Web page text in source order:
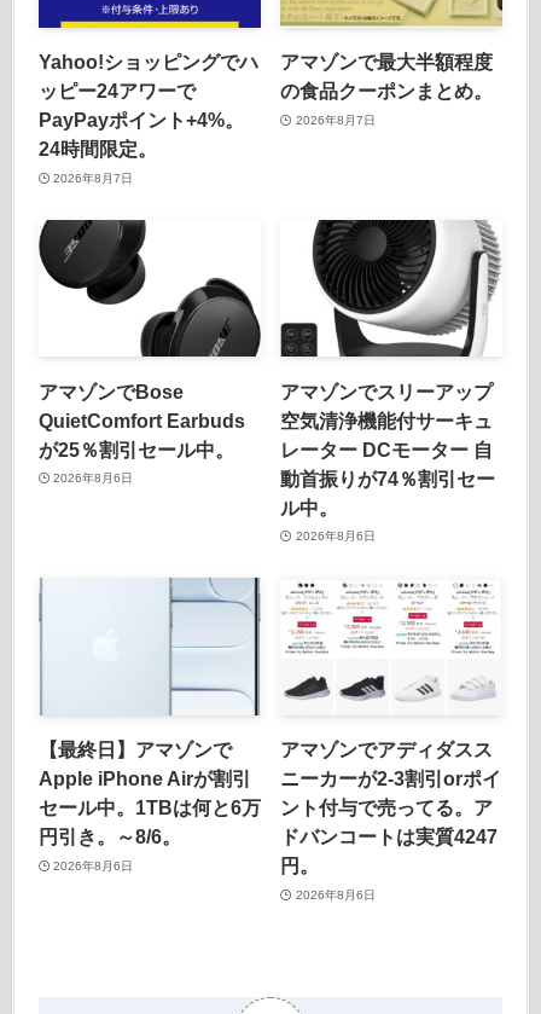
Yahoo!ショッピングでハ
ッピー24アワーで
PayPayポイント+4%。
24時間限定。
2026年8月7日
アマゾンで最大半額程度
の食品クーポンまとめ。
2026年8月7日
アマゾンでBose
QuietComfort Earbuds
が25％割引セール中。
2026年8月6日
アマゾンでスリーアップ
空気清浄機能付サーキュ
レーター DCモーター 自
動首振りが74％割引セー
ル中。
2026年8月6日
【最終日】アマゾンで
Apple iPhone Airが割引
セール中。1TBは何と6万
円引き。～8/6。
2026年8月6日
アマゾンでアディダスス
ニーカーが2-3割引orポイ
ント付与で売ってる。ア
ドバンコートは実質4247
円。
2026年8月6日